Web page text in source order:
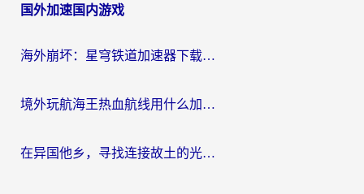
导
国外加速国内游戏
海外崩坏：星穹铁道加速器下载安装：一份给游子的终极网络指南
境外玩航海王热血航线用什么加速器？2026海外玩家实测最优方案（附欧洲问道堡垒前线加速技巧）
在异国他乡，寻找连接故土的光明大陆免费加速器